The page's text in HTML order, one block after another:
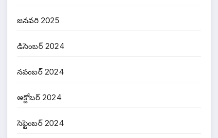
జనవరి 2025
డిసెంబర్ 2024
నవంబర్ 2024
అక్టోబర్ 2024
సెప్టెంబర్ 2024